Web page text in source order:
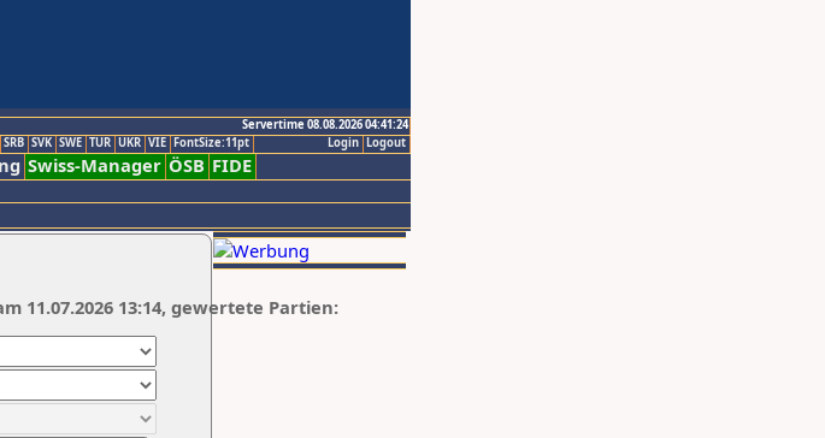
Servertime 08.08.2026 04:41:24
Logout
Login
SRB SVK SWE TUR UKR VIE FontSize:11pt
Swiss-Manager ÖSB FIDE
11.07.2026 13:14, gewertete Partien: